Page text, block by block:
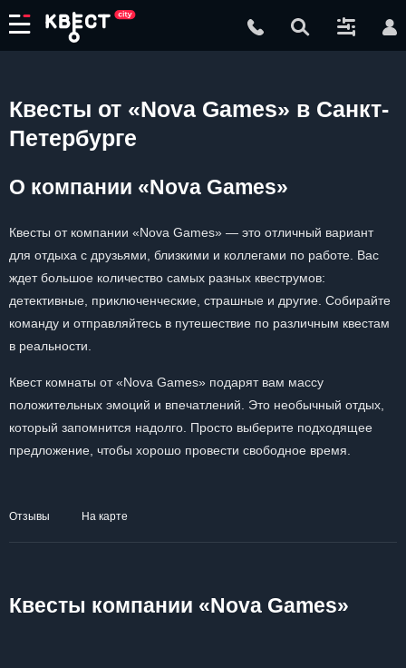
Квесты от «Nova Games» в Санкт-
Петербурге
О компании «Nova Games»
Квесты от компании «Nova Games» — это отличный вариант
для отдыха с друзьями, близкими и коллегами по работе. Вас
ждет большое количество самых разных квеструмов:
детективные, приключенческие, страшные и другие. Собирайте
команду и отправляйтесь в путешествие по различным квестам
в реальности.
Квест комнаты от «Nova Games» подарят вам массу
положительных эмоций и впечатлений. Это необычный отдых,
который запомнится надолго. Просто выберите подходящее
предложение, чтобы хорошо провести свободное время.
Отзывы На карте
Квесты компании «Nova Games»